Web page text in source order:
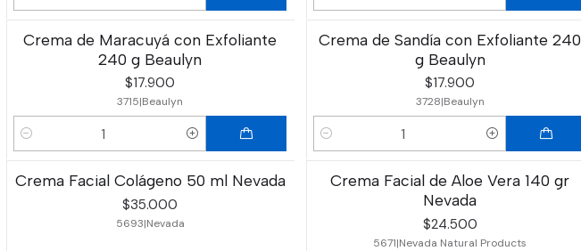
Crema de Maracuyá con Exfoliante
240 g Beaulyn
$17.900
3715|Beaulyn
Cantidad
Crema de Sandía con Exfoliante 240
g Beaulyn
$17.900
3728|Beaulyn
Cantidad
Crema Facial Colágeno 50 ml Nevada
$35.000
5693|Nevada
Crema Facial de Aloe Vera 140 gr
Nevada
$24.500
5671|Nevada Natural Products